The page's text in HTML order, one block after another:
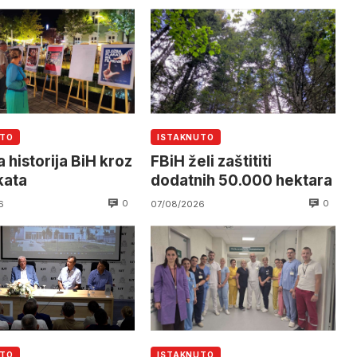
historija BiH kroz
0
ISTAKNUTO
FBiH želi zaštititi
dodatnih 50.000 hektara
07/08/2026 0
ISTAKNUTO